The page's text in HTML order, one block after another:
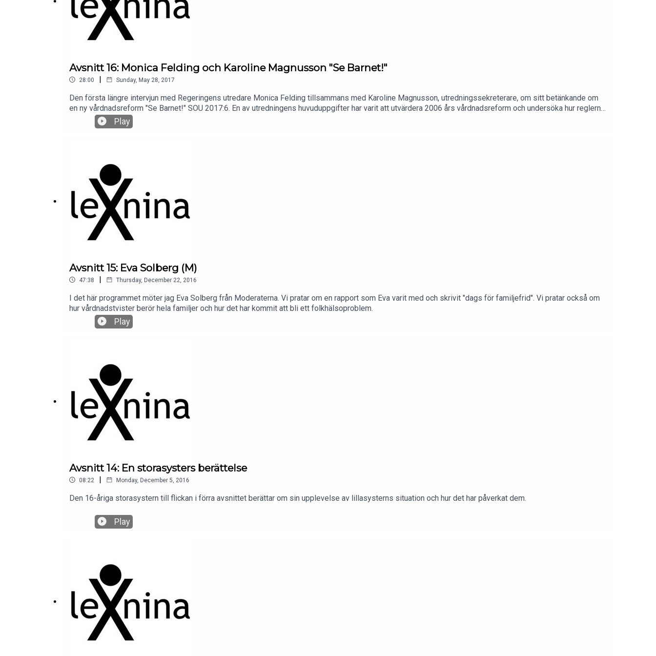
Avsnitt 16: Monica Felding och Karoline Magnusson "Se Barnet!"
28:00 | Sunday, May 28, 2017
Den första längre intervjun med Regeringens utredare Monica Felding tillsammans med Karoline Magnusson, utredningssekreterare, om sitt betänkande om
en ny vårdnadsreform "Se Barnet!" SOU 2017:6. En av utredningens huvuduppgifter har varit att utvärdera 2006 års vårdnadsreform och undersöka hur reglerna
fungerat i praktiken och om syftet med reformen – att stärka barnrättsperspektivet – har uppnåtts. En annan huvuduppgift har varit att kartlägga och analysera
orsakerna till ökningen av antalet vårdnadsmål.
Play
Avsnitt 15: Eva Solberg (M)
47:38 | Thursday, December 22, 2016
I det här programmet möter jag Eva Solberg från Moderaterna. Vi pratar om en rapport som Eva varit med och skrivit "dags för familjefrid". Vi pratar också om
hur vårdnadstvister berör hela familjer och hur det har kommit att bli ett folkhälsoproblem.
Play
Avsnitt 14: En storasysters berättelse
08:22 | Monday, December 5, 2016
Den 16-åriga storasystern till flickan i förra avsnittet berättar om sin upplevelse av lillasysterns situation och hur det har påverkat dem.
Play